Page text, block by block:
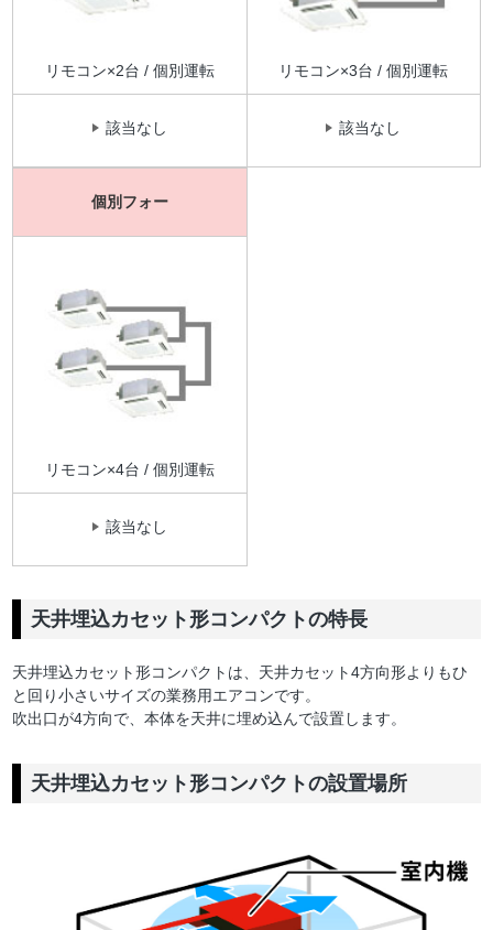
リモコン×2台 / 個別運転
該当なし
リモコン×3台 / 個別運転
該当なし
個別フォー
リモコン×4台 / 個別運転
該当なし
天井埋込カセット形コンパクトの特長
天井埋込カセット形コンパクトは、天井カセット4方向形よりもひ
と回り小さいサイズの業務用エアコンです。
吹出口が4方向で、本体を天井に埋め込んで設置します。
天井埋込カセット形コンパクトの設置場所